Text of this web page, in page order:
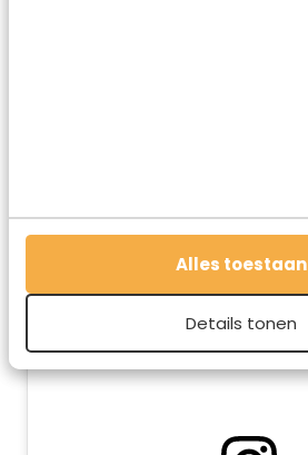
Alles toestaan
Details tonen